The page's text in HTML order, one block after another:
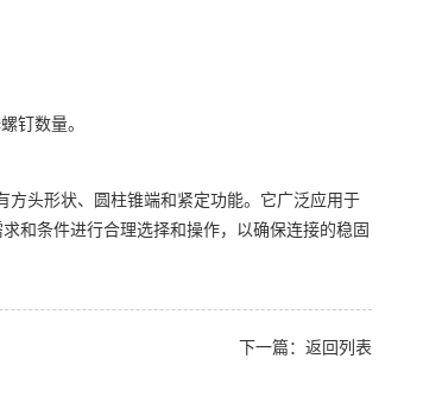
钉数量。
头形状、圆柱锥端和紧定功能。它广泛应用于
和条件进行合理选择和操作，以确保连接的稳固
下一篇： 返回列表